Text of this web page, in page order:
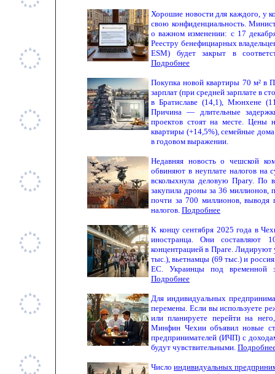
Хорошие новости для каждого, у
свою конфиденциальность.
о важном изменении: с 17
Реестру бенефициарных
ESM) будет закрыт в
Подробнее
Покупка новой квартиры 70 м² в
зарплат (при средней зарплате в
в Братиславе (14,1), Мюнхене
Причина — длительные
проектов стоят на месте. Цены
квартиры (+14,5%), семейные
в годовом выражении.
Недавняя новость о чешской
обвиняют в неуплате налогов на
всколыхнула деловую Прагу. По
закупила дроны за 36 миллионов,
почти за 700 миллионов,
налогов. Подробнее
К концу сентября 2025 года в
иностранца. Они составляют
концентрацией в Праге.
тыс.), вьетнамцы (69 тыс.) и
ЕС. Украинцы под временной
Подробнее
Для индивидуальных
перемены. Если вы используете
или планируете перейти на
Минфин Чехии объявил новые
предпринимателей (ИЧП) с
будут чувствительными.
Числоиндивидуальных